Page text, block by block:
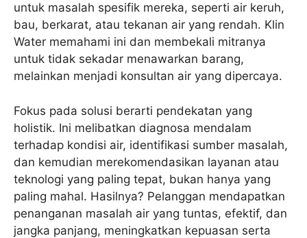
untuk masalah spesifik mereka, seperti air keruh,
bau, berkarat, atau tekanan air yang rendah. Klin
Water memahami ini dan membekali mitranya
untuk tidak sekadar menawarkan barang,
melainkan menjadi konsultan air yang dipercaya.
Fokus pada solusi berarti pendekatan yang
holistik. Ini melibatkan diagnosa mendalam
terhadap kondisi air, identifikasi sumber masalah,
dan kemudian merekomendasikan layanan atau
teknologi yang paling tepat, bukan hanya yang
paling mahal. Hasilnya? Pelanggan mendapatkan
penanganan masalah air yang tuntas, efektif, dan
jangka panjang, meningkatkan kepuasan serta